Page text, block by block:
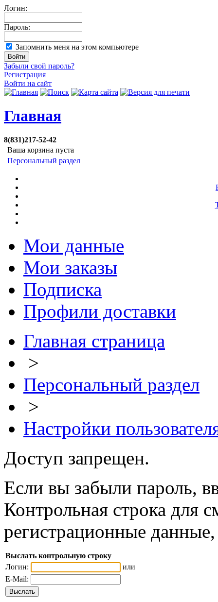
Логин:
Пароль:
Запомнить меня на этом компьютере
Забыли свой пароль?
Регистрация
Войти на сайт
Главная
8(831)217-52-42
Ваша корзина пуста
Персональный раздел
Мои данные
Мои заказы
Подписка
Профили доставки
Главная страница
>
Персональный раздел
>
Настройки
Доступ запрещен.
Если вы забыли пароль,
Контрольная строка для
регистрационные
Выслать контрольную строку
Логин:
или
E-Mail: